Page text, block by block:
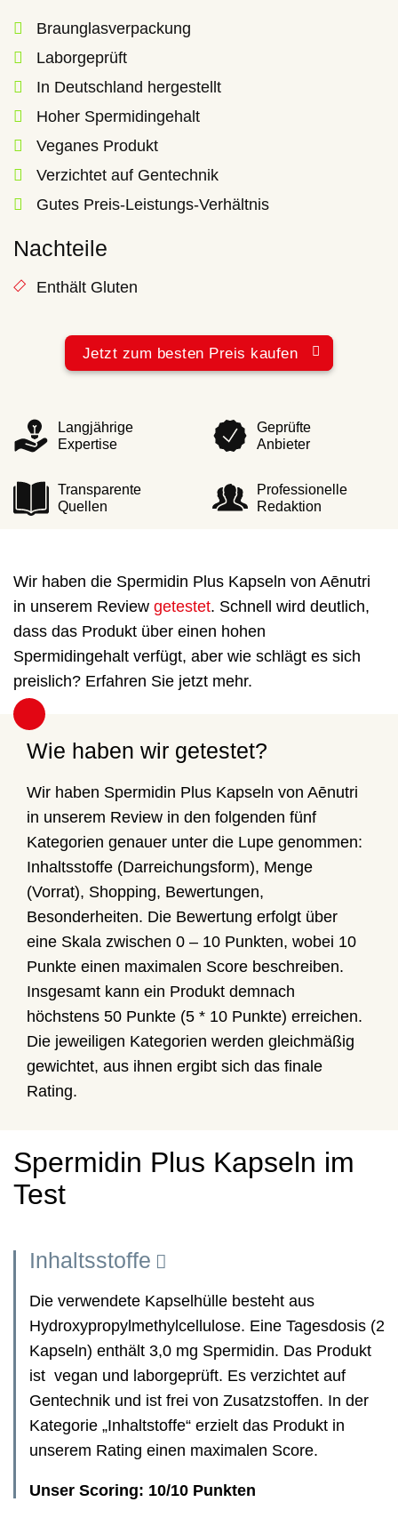
Braunglasverpackung
Laborgeprüft
In Deutschland hergestellt
Hoher Spermidingehalt
Veganes Produkt
Verzichtet auf Gentechnik
Gutes Preis-Leistungs-Verhältnis
Nachteile
Enthält Gluten
Jetzt zum besten Preis kaufen
Langjährige
Expertise
Geprüfte
Anbieter
Transparente
Quellen
Professionelle
Redaktion
Wir haben die Spermidin Plus Kapseln von Aēnutri
in unserem Review getestet. Schnell wird deutlich,
dass das Produkt über einen hohen
Spermidingehalt verfügt, aber wie schlägt es sich
preislich? Erfahren Sie jetzt mehr.
Wie haben wir getestet?
Wir haben Spermidin Plus Kapseln von Aēnutri
in unserem Review in den folgenden fünf
Kategorien genauer unter die Lupe genommen:
Inhaltsstoffe (Darreichungsform), Menge
(Vorrat), Shopping, Bewertungen,
Besonderheiten. Die Bewertung erfolgt über
eine Skala zwischen 0 – 10 Punkten, wobei 10
Punkte einen maximalen Score beschreiben.
Insgesamt kann ein Produkt demnach
höchstens 50 Punkte (5 * 10 Punkte) erreichen.
Die jeweiligen Kategorien werden gleichmäßig
gewichtet, aus ihnen ergibt sich das finale
Rating.
Spermidin Plus Kapseln im
Test
Inhaltsstoffe
Die verwendete Kapselhülle besteht aus
Hydroxypropylmethylcellulose. Eine Tagesdosis (2
Kapseln) enthält 3,0 mg Spermidin. Das Produkt
ist vegan und laborgeprüft. Es verzichtet auf
Gentechnik und ist frei von Zusatzstoffen. In der
Kategorie „Inhaltstoffe“ erzielt das Produkt in
unserem Rating einen maximalen Score.
Unser Scoring: 10/10 Punkten